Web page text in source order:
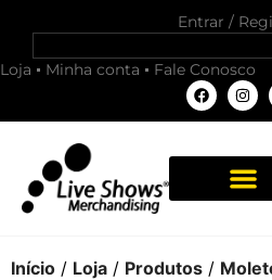
Entrar /
Loja Minha conta Fale Conosco
Início / Loja / Produtos /